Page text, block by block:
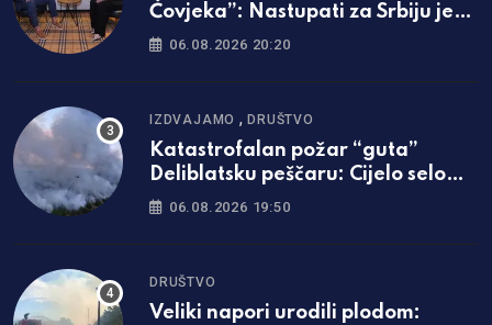
Čovjeka”: Nastupati za Srbiju je
bila najveća svetinja i ponos /foto
06.08.2026 20:20
IZDVAJAMO ,DRUŠTVO
Katastrofalan požar “guta”
Deliblatsku peščaru: Cijelo selo
evakuisano
06.08.2026 19:50
DRUŠTVO
Veliki napori urodili plodom: